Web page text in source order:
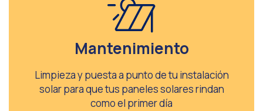
Mantenimiento
Limpieza y puesta a punto de tu instalación
solar para que tus paneles solares rindan
como el primer día